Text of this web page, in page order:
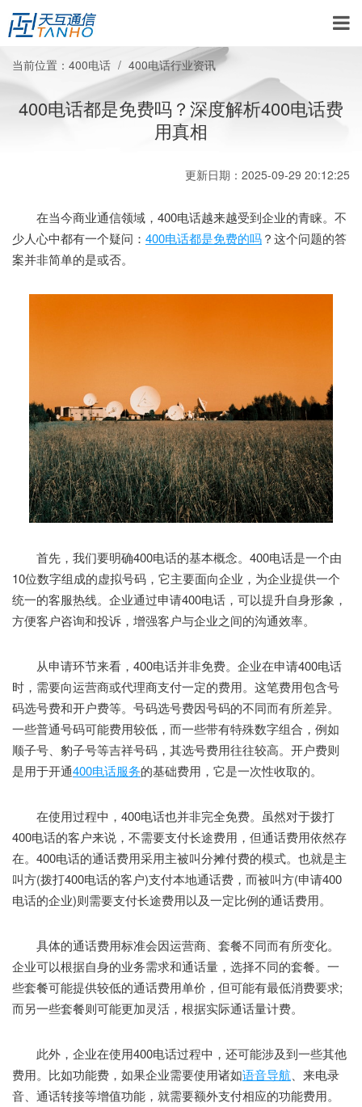
当前位置： 400电话 400电话行业资讯
400电话都是免费吗？深度解析400电话费
用真相
更新日期：2025-09-29 20:12:25
在当今商业通信领域，400电话越来越受到企业的青睐。不
少人心中都有一个疑问： 400电话都是免费的吗？这个问题的答
案并非简单的是或否。
首先，我们要明确400电话的基本概念。400电话是一个由
10位数字组成的虚拟号码，它主要面向企业，为企业提供一个
统一的客服热线。企业通过申请400电话，可以提升自身形象，
方便客户咨询和投诉，增强客户与企业之间的沟通效率。
从申请环节来看，400电话并非免费。企业在申请400电话
时，需要向运营商或代理商支付一定的费用。这笔费用包含号
码选号费和开户费等。号码选号费因号码的不同而有所差异。
一些普通号码可能费用较低，而一些带有特殊数字组合，例如
顺子号、豹子号等吉祥号码，其选号费用往往较高。开户费则
是用于开通400电话服务的基础费用，它是一次性收取的。
在使用过程中，400电话也并非完全免费。虽然对于拨打
400电话的客户来说，不需要支付长途费用，但通话费用依然存
在。400电话的通话费用采用主被叫分摊付费的模式。也就是主
叫方(拨打400电话的客户)支付本地通话费，而被叫方(申请400
电话的企业)则需要支付长途费用以及一定比例的通话费用。
具体的通话费用标准会因运营商、套餐不同而有所变化。
企业可以根据自身的业务需求和通话量，选择不同的套餐。一
些套餐可能提供较低的通话费用单价，但可能有最低消费要求;
而另一些套餐则可能更加灵活，根据实际通话量计费。
此外，企业在使用400电话过程中，还可能涉及到一些其他
费用。比如功能费，如果企业需要使用诸如语音导航、来电录
音、通话转接等增值功能，就需要额外支付相应的功能费用。